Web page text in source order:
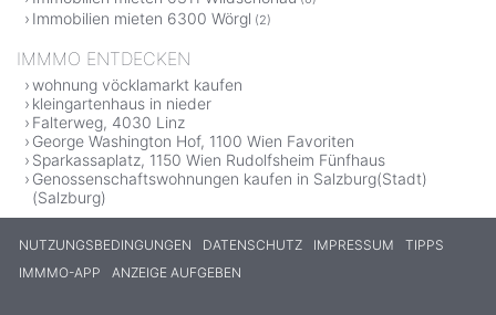
Immobilien mieten 6300 Wörgl (2)
IMMMO ENTDECKEN
wohnung vöcklamarkt kaufen
kleingartenhaus in nieder
Falterweg, 4030 Linz
George Washington Hof, 1100 Wien Favoriten
Sparkassaplatz, 1150 Wien Rudolfsheim Fünfhaus
Genossenschaftswohnungen kaufen in Salzburg(Stadt)
(Salzburg)
NUTZUNGSBEDINGUNGEN DATENSCHUTZ IMPRESSUM
TIPPS
IMMMO-APP
ANZEIGE AUFGEBEN